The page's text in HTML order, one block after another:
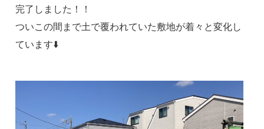
完了しました！！
ついこの間まで土で覆われていた敷地が着々と変化し
ています⬇️